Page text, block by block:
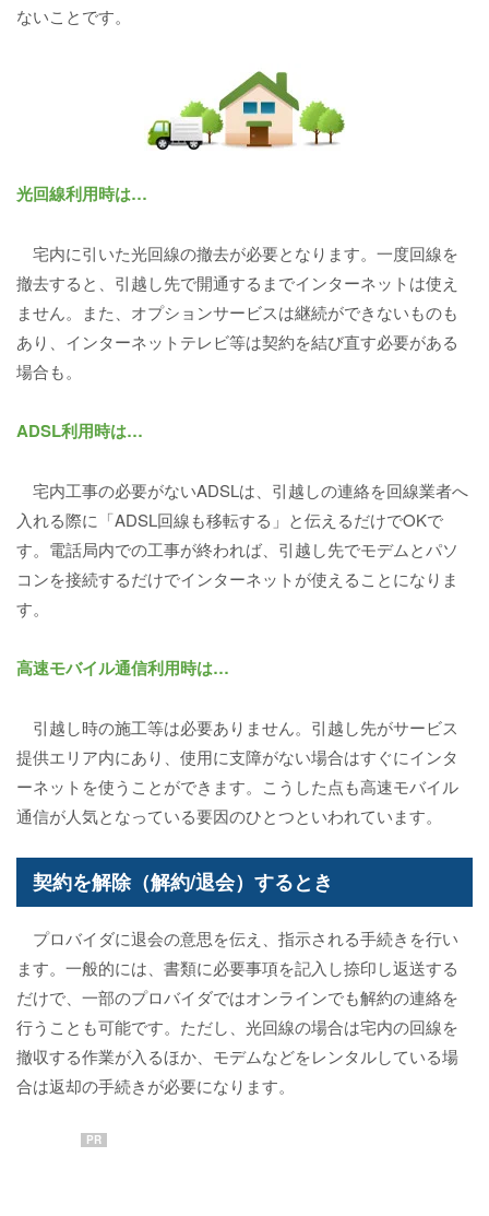
ないことです。
光回線利用時は…
宅内に引いた光回線の撤去が必要となります。一度回線を
撤去すると、引越し先で開通するまでインターネットは使え
ません。また、オプションサービスは継続ができないものも
あり、インターネットテレビ等は契約を結び直す必要がある
場合も。
ADSL利用時は…
宅内工事の必要がないADSLは、引越しの連絡を回線業者へ
入れる際に「ADSL回線も移転する」と伝えるだけでOKで
す。電話局内での工事が終われば、引越し先でモデムとパソ
コンを接続するだけでインターネットが使えることになりま
す。
高速モバイル通信利用時は…
引越し時の施工等は必要ありません。引越し先がサービス
提供エリア内にあり、使用に支障がない場合はすぐにインタ
ーネットを使うことができます。こうした点も高速モバイル
通信が人気となっている要因のひとつといわれています。
契約を解除（解約/退会）するとき
プロバイダに退会の意思を伝え、指示される手続きを行い
ます。一般的には、書類に必要事項を記入し捺印し返送する
だけで、一部のプロバイダではオンラインでも解約の連絡を
行うことも可能です。ただし、光回線の場合は宅内の回線を
撤収する作業が入るほか、モデムなどをレンタルしている場
合は返却の手続きが必要になります。
PR